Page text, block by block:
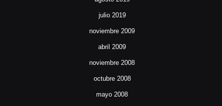
julio 2019
noviembre 2009
abril 2009
noviembre 2008
octubre 2008
mayo 2008